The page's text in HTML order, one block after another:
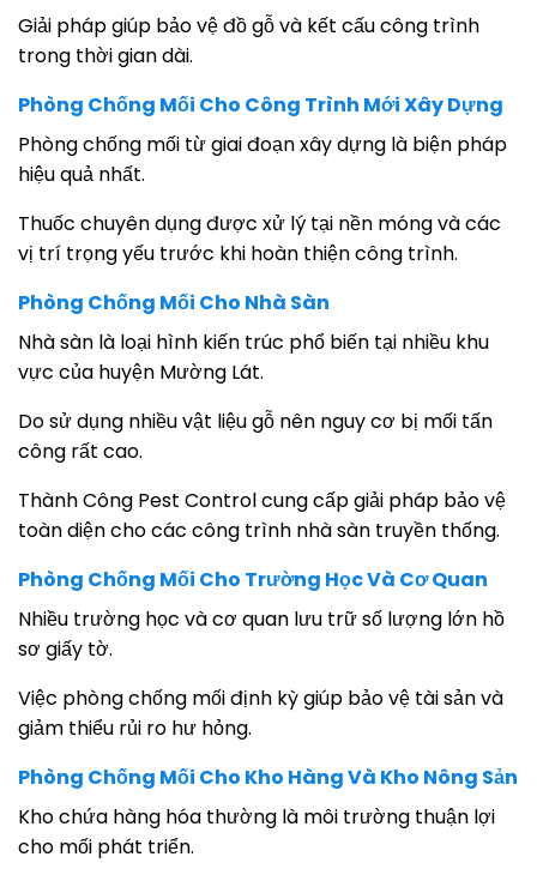
Giải pháp giúp bảo vệ đồ gỗ và kết cấu công trình
trong thời gian dài.
Phòng Chống Mối Cho Công Trình Mới Xây Dựng
Phòng chống mối từ giai đoạn xây dựng là biện pháp
hiệu quả nhất.
Thuốc chuyên dụng được xử lý tại nền móng và các
vị trí trọng yếu trước khi hoàn thiện công trình.
Phòng Chống Mối Cho Nhà Sàn
Nhà sàn là loại hình kiến trúc phổ biến tại nhiều khu
vực của huyện Mường Lát.
Do sử dụng nhiều vật liệu gỗ nên nguy cơ bị mối tấn
công rất cao.
Thành Công Pest Control cung cấp giải pháp bảo vệ
toàn diện cho các công trình nhà sàn truyền thống.
Phòng Chống Mối Cho Trường Học Và Cơ Quan
Nhiều trường học và cơ quan lưu trữ số lượng lớn hồ
sơ giấy tờ.
Việc phòng chống mối định kỳ giúp bảo vệ tài sản và
giảm thiểu rủi ro hư hỏng.
Phòng Chống Mối Cho Kho Hàng Và Kho Nông Sản
Kho chứa hàng hóa thường là môi trường thuận lợi
cho mối phát triển.